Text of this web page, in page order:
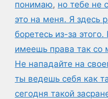
понимаю, но тебе не
это на меня. Я здесь
боретесь из-за
имеешь права так со
Не нападайте на
ты ведешь себя как
сегодня такой